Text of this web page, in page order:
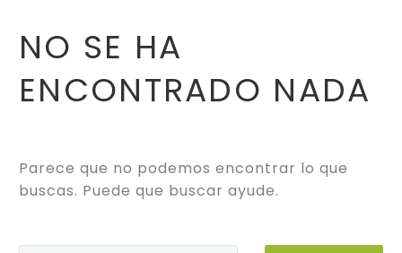
NO SE HA
ENCONTRADO NADA
Parece que no podemos encontrar lo que
buscas. Puede que buscar ayude.